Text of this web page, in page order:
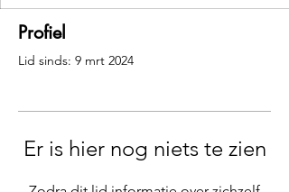
Profiel
Lid sinds: 9 mrt 2024
Er is hier nog niets te zien